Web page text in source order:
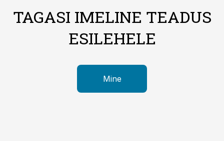
TAGASI IMELINE TEADUS
ESILEHELE
Mine